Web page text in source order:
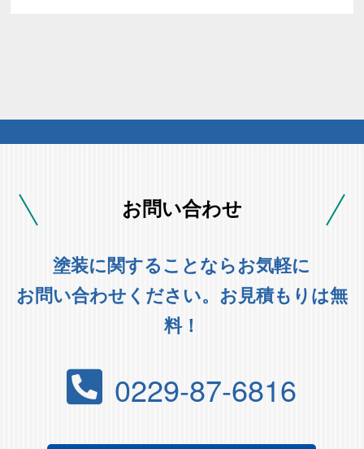
お問い合わせ
塗装に関することならお気軽に
お問い合わせください。お見積もりは無
料！
0229-87-6816